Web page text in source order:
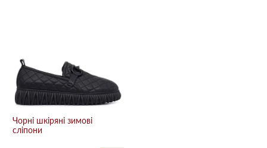
Чорні шкіряні зимові
сліпони